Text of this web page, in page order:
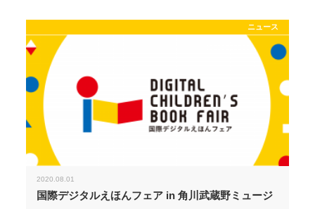
ニュース
2020.08.01
国際デジタルえほんフェア in 角川武蔵野ミュージ